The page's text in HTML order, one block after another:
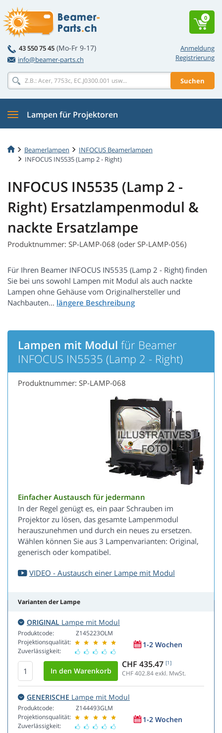
Anmeldung
Registrierung
43 550 75 45 (Mo-Fr 9-17)
info@beamer-parts.ch
Suchen
0
Lampen für Projektoren
Beamerlampen
INFOCUS Beamerlampen
INFOCUS IN5535 (Lamp 2 - Right)
INFOCUS IN5535 (Lamp 2 -
Right) Ersatzlampenmodul &
nackte Ersatzlampe
Produktnummer: SP-LAMP-068 (oder SP-LAMP-056)
Für Ihren Beamer INFOCUS IN5535 (Lamp 2 - Right) finden
Sie bei uns sowohl Lampen mit Modul als auch nackte
Lampen ohne Gehäuse vom Originalhersteller und
Nachbauten...
Lampen mit Modul für Beamer
INFOCUS IN5535 (Lamp 2 - Right)
Produktnummer: SP-LAMP-068
Einfacher Austausch für jedermann
In der Regel genügt es, ein paar Schrauben im
Projektor zu lösen, das gesamte Lampenmodul
herauszunehmen und durch ein neues zu ersetzen.
Wählen können Sie aus 3 Lampenvarianten: Original,
generisch oder kompatibel.
VIDEO - Austausch einer Lampe mit Modul
Varianten der Lampe
ORIGINAL Lampe mit Modul
Produktcode:
Projektionsqualität:
Zuverlässigkeit:
Z145223OLM
1-2 Wochen
CHF 435.47 [1]
CHF 402.84exkl. MwSt.
GENERISCHE Lampe mit Modul
Produktcode:
Projektionsqualität:
Zuverlässigkeit:
Z144493GLM
1-2 Wochen